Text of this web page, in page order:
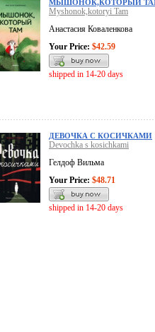
МЫШОНОК,КОТОРЫЙ
Myshonok,kotoryi Tam
Анастасия Коваленкова
Your Price: $42.59
shipped in 14-20 days
ДЕВОЧКА С КОСИЧКАМИ
Devochka s kosichkami
Гелдоф Вильма
Your Price: $48.71
shipped in 14-20 days